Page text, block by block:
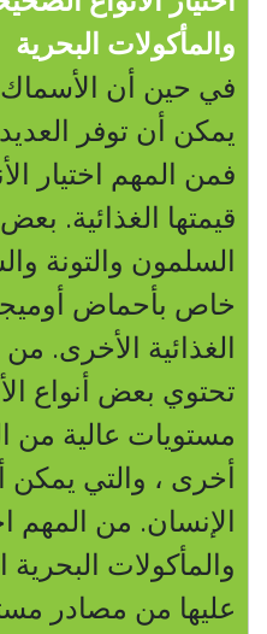
والمأكولات البحرية
في حين أن الأسماك
يمكن أن توفر
فمن المهم اختيار
قيمتها الغذائية.
السلمون والتونة
خاص بأحماض
الغذائية الأخرى.
تحتوي بعض أنواع
مستويات عالية من
أخرى ، والتي
الإنسان. من المهم
والمأكولات
عليها من مصادر